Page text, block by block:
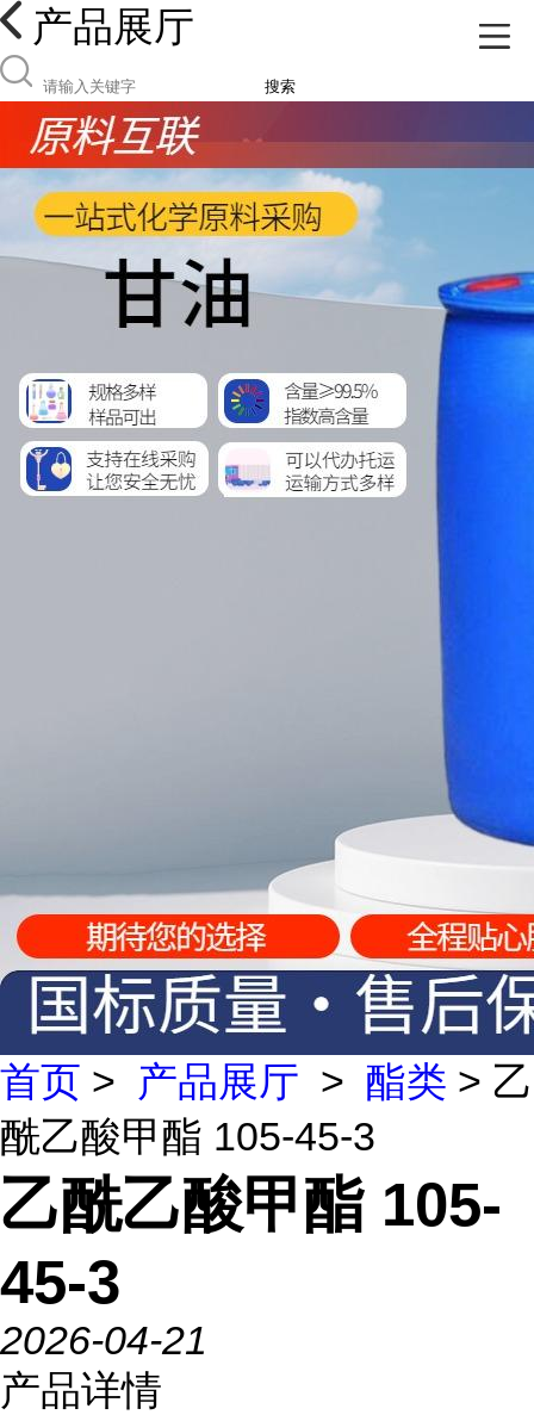
产品展厅
搜索
首页 > 产品展厅 > 酯类 > 乙
酰乙酸甲酯 105-45-3
乙酰乙酸甲酯 105-
45-3
2026-04-21
产品详情